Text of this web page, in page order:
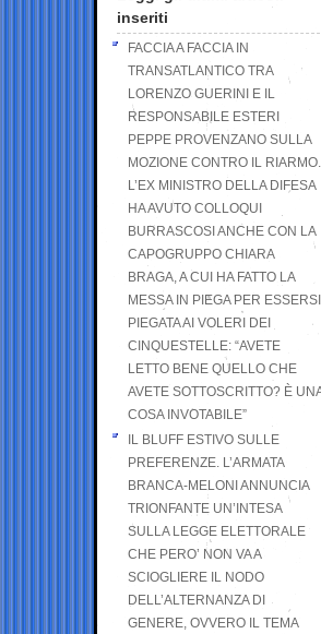
inseriti
FACCIA A FACCIA IN
TRANSATLANTICO TRA
LORENZO GUERINI E IL
RESPONSABILE ESTERI
PEPPE PROVENZANO SULLA
MOZIONE CONTRO IL RIARMO.
L’EX MINISTRO DELLA DIFESA
HA AVUTO COLLOQUI
BURRASCOSI ANCHE CON LA
CAPOGRUPPO CHIARA
BRAGA, A CUI HA FATTO LA
MESSA IN PIEGA PER ESSERSI
PIEGATA AI VOLERI DEI
CINQUESTELLE: “AVETE
LETTO BENE QUELLO CHE
AVETE SOTTOSCRITTO? È
COSA INVOTABILE”
IL BLUFF ESTIVO SULLE
PREFERENZE. L’ARMATA
BRANCA-MELONI ANNUNCIA
TRIONFANTE UN’INTESA
SULLA LEGGE ELETTORALE
CHE PERO’ NON VA A
SCIOGLIERE IL NODO
DELL’ALTERNANZA DI
GENERE, OVVERO IL TEMA